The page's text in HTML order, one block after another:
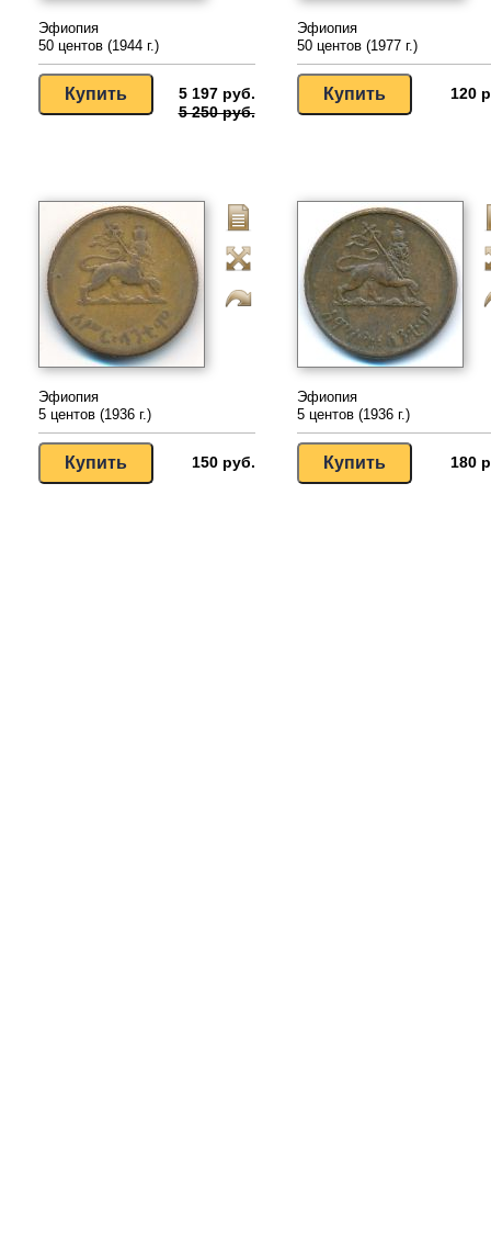
Эфиопия
50 центов (1944 г.)
5 197 руб.
5 250 руб.
Эфиопия
50 центов (1977 г.)
120
Эфиопия
5 центов (1936 г.)
150 руб.
Эфиопия
5 центов (1936 г.)
180